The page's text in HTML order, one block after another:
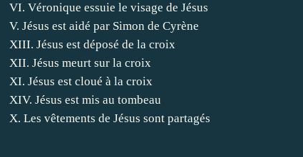
VI. Véronique essuie le visage de Jésus
V. Jésus est aidé par Simon de Cyrène
XIII. Jésus est déposé de la croix
XII. Jésus meurt sur la croix
XI. Jésus est cloué à la croix
XIV. Jésus est mis au tombeau
X. Les vêtements de Jésus sont partagés